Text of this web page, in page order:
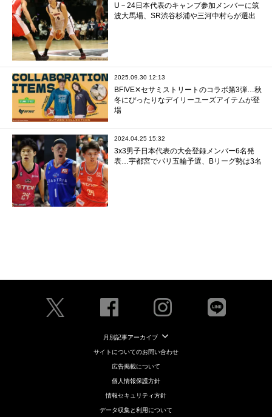
U－24日本代表のキャンプ参加メンバーに筑
波大馬場、SR渋谷杉浦や三河中村らが選出
2025.09.30 12:13
BFIVE✕セサミストリートのコラボ第3弾…秋
冬にぴったりなデイリーユーズアイテムが登
場
2024.04.25 15:32
3x3男子日本代表の大会登録メンバー6名発
表…宇都宮でパリ五輪予選、Bリーグ勢は3名
月別記事アーカイブ
サイトについてのお問い合わせ
広告掲載について
個人情報保護方針
情報セキュリティ方針
データ収集と利用について